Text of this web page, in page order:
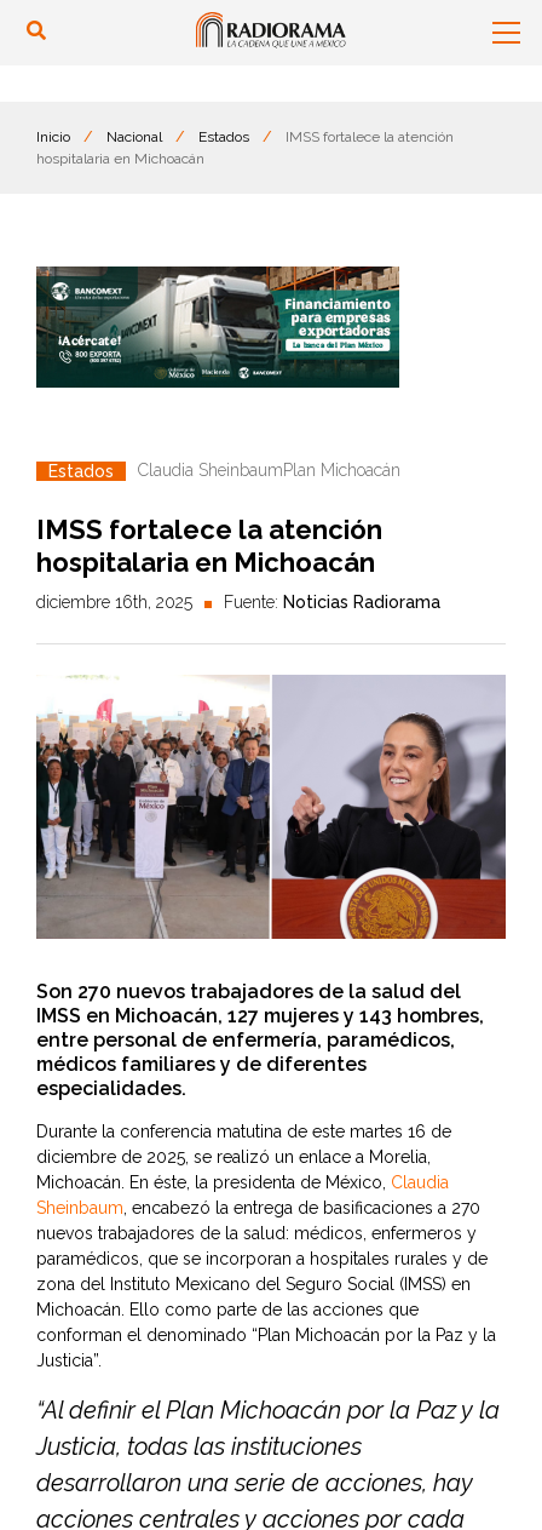
Inicio / Nacional / Estados /
IMSS fortalece la atención
hospitalaria en Michoacán
Estados Claudia SheinbaumPlan Michoacán
IMSS fortalece la atención
hospitalaria en Michoacán
diciembre 16th, 2025 Fuente: Noticias Radiorama
Son 270 nuevos trabajadores de la salud del
IMSS en Michoacán, 127 mujeres y 143 hombres,
entre personal de enfermería, paramédicos,
médicos familiares y de diferentes
especialidades.
Durante la conferencia matutina de este martes 16 de
diciembre de 2025, se realizó un enlace a Morelia,
Michoacán. En éste, la presidenta de México, Claudia
Sheinbaum, encabezó la entrega de basificaciones a 270
nuevos trabajadores de la salud: médicos, enfermeros y
paramédicos, que se incorporan a hospitales rurales y de
zona del Instituto Mexicano del Seguro Social (IMSS) en
Michoacán. Ello como parte de las acciones que
conforman el denominado “Plan Michoacán por la Paz y la
Justicia”.
“Al definir el Plan Michoacán por la Paz y la
Justicia, todas las instituciones
desarrollaron una serie de acciones, hay
acciones centrales y acciones por cada